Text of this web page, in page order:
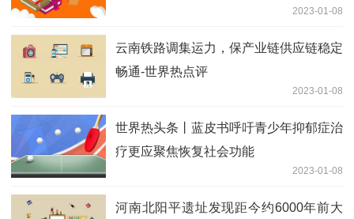
2023-01-08
云南铁路调集运力，保产业链供应链稳定
畅通-世界热点评
2023-01-08
世界热头条丨蓝皮书呼吁青少年抑郁症治
疗更应聚焦恢复社会功能
2023-01-08
河南北阳平遗址发现距今约6000年前大